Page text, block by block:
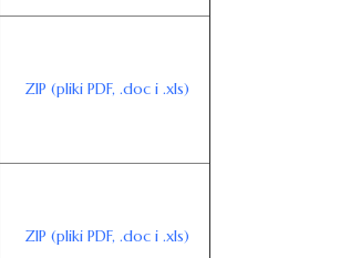
ZIP (pliki PDF, .doc i .xls)
ZIP (pliki PDF, .doc i .xls)